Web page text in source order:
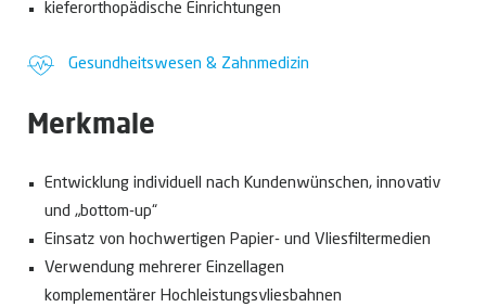
kieferorthopädische Einrichtungen
Gesundheitswesen­­ & Zahnmedizin
Merkmale
Entwicklung individuell nach Kundenwünschen, innovativ
und „bottom-up“
Einsatz von hochwertigen Papier- und Vliesfiltermedien
Verwendung mehrerer Einzellagen
komplementärer Hochleistungsvliesbahnen